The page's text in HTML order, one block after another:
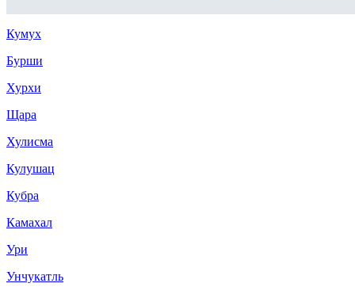
Кумух
Бурши
Хурхи
Щара
Хулисма
Кулушац
Кубра
Камахал
Ури
Унчукатль